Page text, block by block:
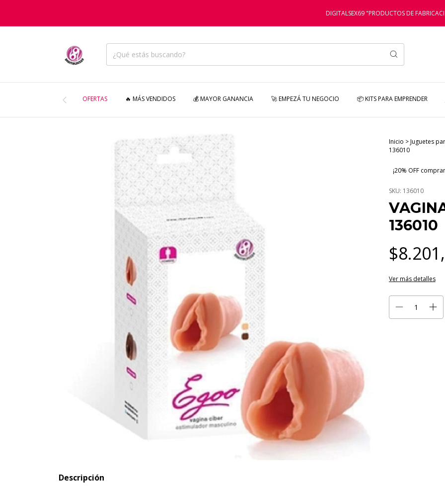
DIGITALSEX69 "PRODUCTOS DE FABRICACIÓN
OFERTAS 🔥 MÁS VENDIDOS 💰 MAYOR GANANCIA 🚀 EMPEZÁ TU NEGOCIO 📦 KITS PARA EMPRENDER
Inicio >Juguetes
136010
¡20% OFF
SKU: 136010
136010
Ver más detalles
Descripción